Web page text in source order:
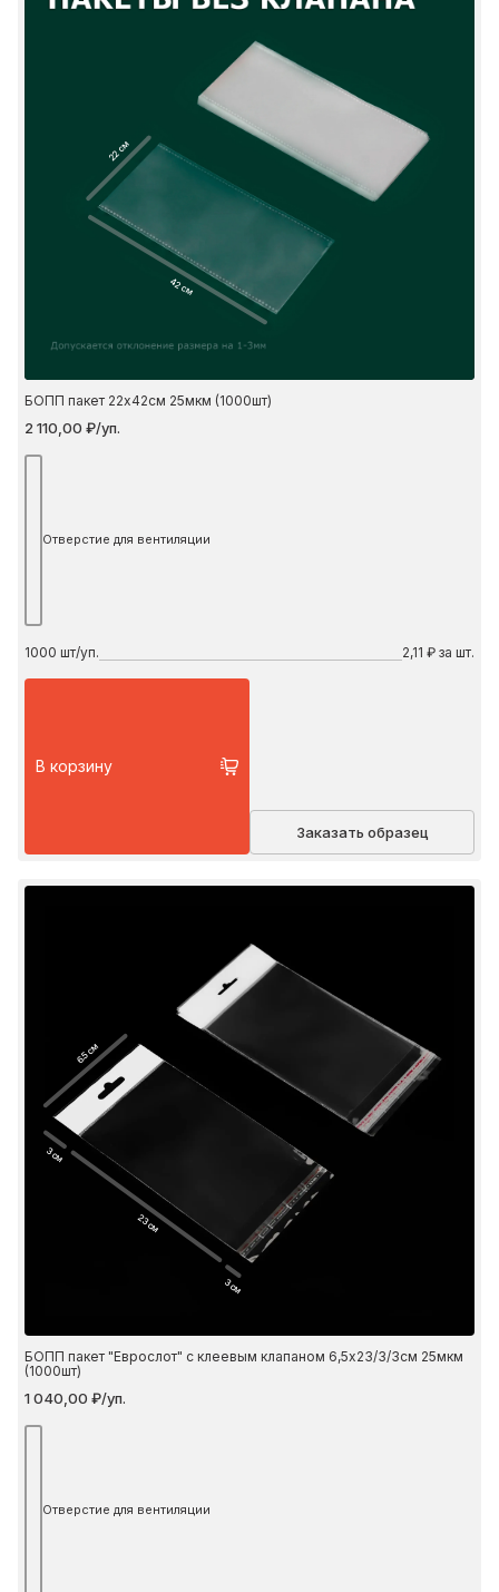
22 см
42 см
БОПП пакет 22х42см 25мкм (1000шт)
2 110,00 ₽/уп.
Отверстие для вентиляции
1000 шт/уп. 2,11 ₽ за шт.
В корзину
Заказать образец
6.5 см
23 см
3 см
3 см
БОПП пакет "Еврослот" с клеевым клапаном 6,5х23/3/3см 25мкм
(1000шт)
1 040,00 ₽/уп.
Отверстие для вентиляции